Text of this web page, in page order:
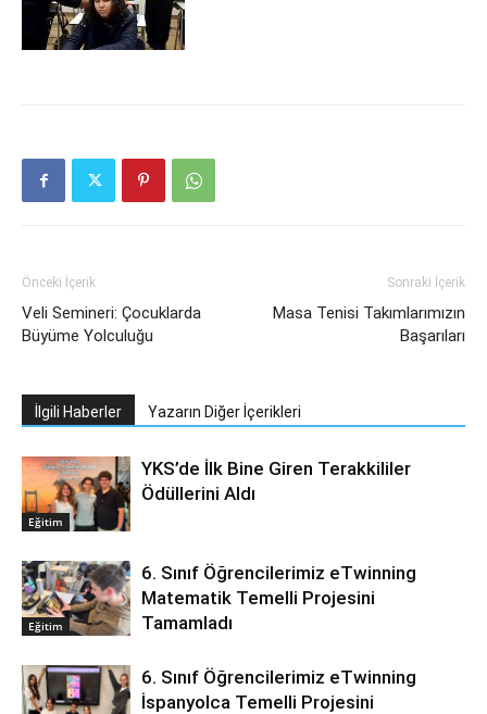
Önceki İçerik
Veli Semineri: Çocuklarda
Büyüme Yolculuğu
Sonraki İçerik
Masa Tenisi Takımlarımızın
Başarıları
İlgili Haberler Yazarın Diğer İçerikleri
Eğitim
YKS’de İlk Bine Giren Terakkililer
Ödüllerini Aldı
Eğitim
6. Sınıf Öğrencilerimiz eTwinning
Matematik Temelli Projesini
Tamamladı
6. Sınıf Öğrencilerimiz eTwinning
İspanyolca Temelli Projesini